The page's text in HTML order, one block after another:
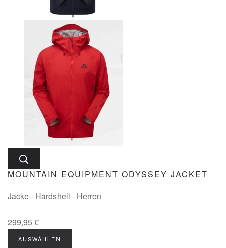
MOUNTAIN EQUIPMENT ODYSSEY JACKET
Jacke - Hardshell - Herren
299,95 €
AUSWÄHLEN